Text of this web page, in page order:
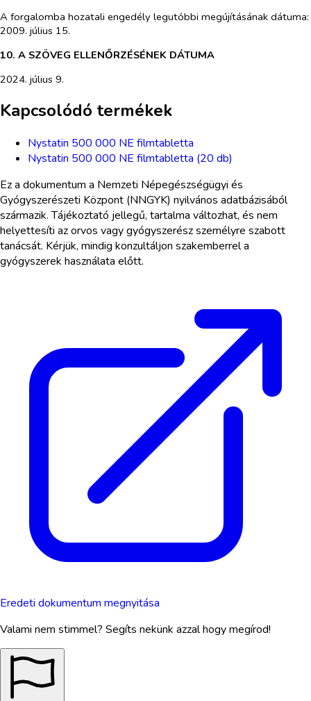
A forgalomba hozatali engedély legutóbbi megújításának dátuma:
2009. július 15.
10. A SZÖVEG ELLENŐRZÉSÉNEK DÁTUMA
2024. július 9.
Kapcsolódó termékek
Nystatin 500 000 NE filmtabletta
Nystatin 500 000 NE filmtabletta (20 db)
Ez a dokumentum a Nemzeti Népegészségügyi és
Gyógyszerészeti Központ (NNGYK) nyilvános adatbázisából
származik. Tájékoztató jellegű, tartalma változhat, és nem
helyettesíti az orvos vagy gyógyszerész személyre szabott
tanácsát. Kérjük, mindig konzultáljon szakemberrel a
gyógyszerek használata előtt.
Eredeti dokumentum megnyitása
Valami nem stimmel? Segíts nekünk azzal hogy megírod!